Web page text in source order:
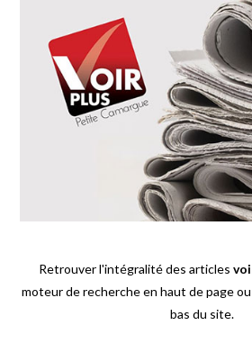
Retrouver l'intégralité des articles
moteur de recherche en haut de page
bas du site.